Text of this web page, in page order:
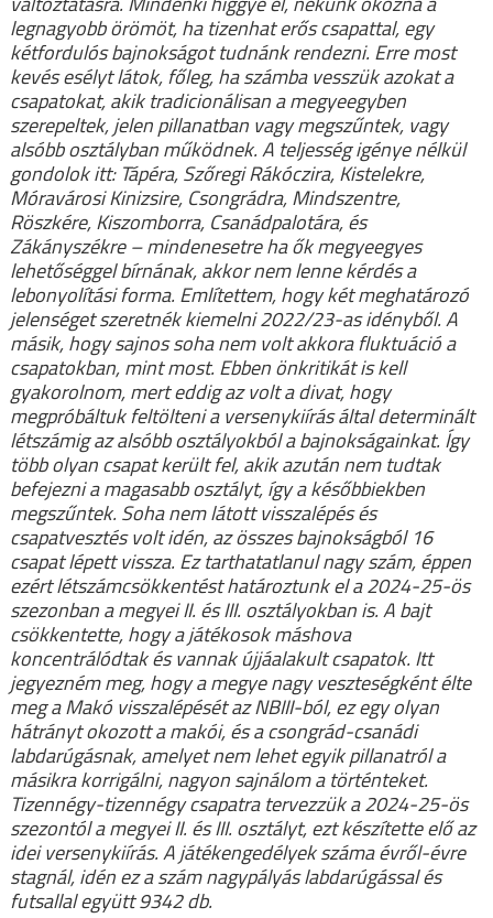
legnagyobb örömöt, ha tizenhat erős csapattal, egy
kétfordulós bajnokságot tudnánk rendezni. Erre most
kevés esélyt látok, főleg, ha számba vesszük azokat a
csapatokat, akik tradicionálisan a megyeegyben
szerepeltek, jelen pillanatban vagy megszűntek, vagy
alsóbb osztályban működnek. A teljesség igénye nélkül
gondolok itt: Tápéra, Szőregi Rákóczira, Kistelekre,
Móravárosi Kinizsire, Csongrádra, Mindszentre,
Röszkére, Kiszomborra, Csanádpalotára, és
Zákányszékre – mindenesetre ha ők megyeegyes
lehetőséggel bírnának, akkor nem lenne kérdés a
lebonyolítási forma. Említettem, hogy két meghatározó
jelenséget szeretnék kiemelni 2022/23-as idényből. A
másik, hogy sajnos soha nem volt akkora fluktuáció a
csapatokban, mint most. Ebben önkritikát is kell
gyakorolnom, mert eddig az volt a divat, hogy
megpróbáltuk feltölteni a versenykiírás által determinált
létszámig az alsóbb osztályokból a bajnokságainkat. Így
több olyan csapat került fel, akik azután nem tudtak
befejezni a magasabb osztályt, így a későbbiekben
megszűntek. Soha nem látott visszalépés és
csapatvesztés volt idén, az összes bajnokságból 16
csapat lépett vissza. Ez tarthatatlanul nagy szám, éppen
ezért létszámcsökkentést határoztunk el a 2024-25-ös
szezonban a megyei II. és III. osztályokban is. A bajt
csökkentette, hogy a játékosok máshova
koncentrálódtak és vannak újjáalakult csapatok. Itt
jegyezném meg, hogy a megye nagy veszteségként élte
meg a Makó visszalépését az NBIII-ból, ez egy olyan
hátrányt okozott a makói, és a csongrád-csanádi
labdarúgásnak, amelyet nem lehet egyik pillanatról a
másikra korrigálni, nagyon sajnálom a történteket.
Tizennégy-tizennégy csapatra tervezzük a 2024-25-ös
szezontól a megyei II. és III. osztályt, ezt készítette elő az
idei versenykiírás. A játékengedélyek száma évről-évre
stagnál, idén ez a szám nagypályás labdarúgással és
futsallal együtt 9342 db.